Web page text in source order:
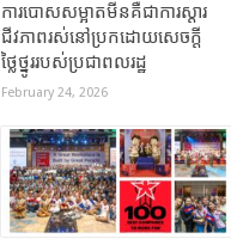
ការបោសសម្អាតមីនគឺជាការស្តារ
ជីវភាពរស់នៅប្រកដោយសេចក្តី
ថ្លៃថ្នូររបស់ប្រជាពលរដ្ឋ
February 24, 2026